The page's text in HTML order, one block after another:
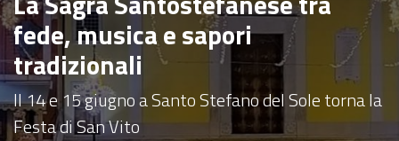
fede, musica e sapori
tradizionali
Il 14 e 15 giugno a Santo Stefano del Sole torna la
Festa di San Vito